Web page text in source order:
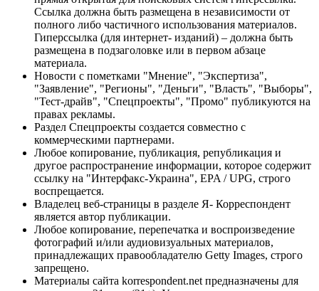
Ссылка должна быть размещена в независимости от
полного либо частичного использования материалов.
Гиперссылка (для интернет- изданий) – должна быть
размещена в подзаголовке или в первом абзаце
материала.
Новости с пометками "Мнение", "Экспертиза",
"Заявление", "Регионы", "Деньги", "Власть", "Выборы",
"Тест-драйв", "Спецпроекты", "Промо" публикуются на
правах рекламы.
Раздел Спецпроекты создается совместно с
коммерческими партнерами.
Любое копирование, публикация, републикация и
другое распространение информации, которое содержит
ссылку на "Интерфакс-Украина", EPA / UPG, строго
воспрещается.
Владелец веб-страницы в разделе Я- Корреспондент
является автор публикации.
Любое копирование, перепечатка и воспроизведение
фотографий и/или аудиовизуальных материалов,
принадлежащих правообладателю Getty Images, строго
запрещено.
Материалы сайта korrespondent.net предназначены для